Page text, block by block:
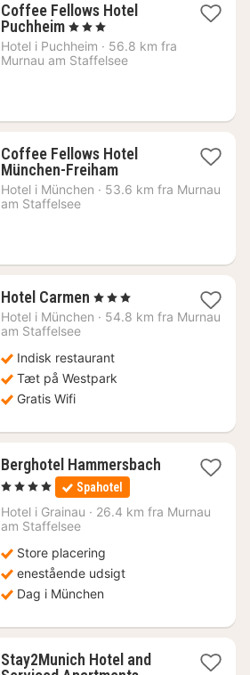
Coffee Fellows Hotel
Puchheim2
nætter
fra
, 3 Stjerner
Hotel i Puchheim · 56.8 km fra
Murnau am Staffelsee
Coffee Fellows Hotel
München-Freiham2
nætter
Hotel i München · 53.6 km fra Murnau
am Staffelsee
Hotel Carmen 3
nætter
kr.
, 3 Stjerner
Hotel i München · 54.8 km fra Murnau
am Staffelsee
Indisk restaurant
Tæt på Westpark
Gratis Wifi
Berghotel Hammersbach1
1104
, 4 Stjerner Spahotel
Hotel i Grainau · 26.4 km fra Murnau
am Staffelsee
Store placering
enestående udsigt
Dag i München
Stay2Munich Hotel and